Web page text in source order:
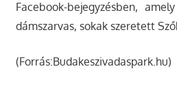
Facebook-bejegyzésben,
dámszarvas, sokak szeretett
(Forrás:Budakeszivadaspark.hu)